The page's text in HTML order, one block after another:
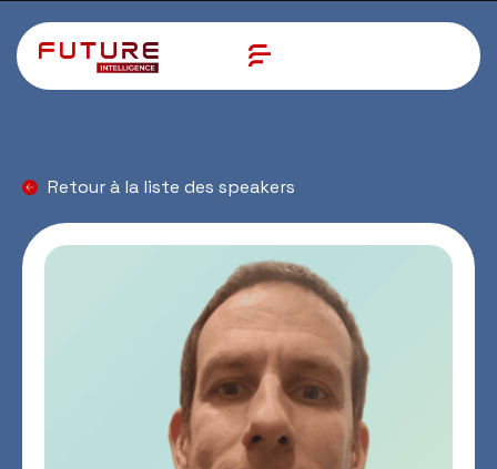
Retour à la liste des speakers